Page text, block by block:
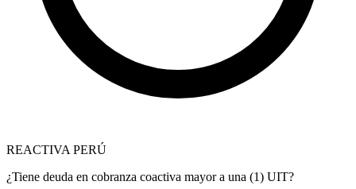
REACTIVA PERÚ
¿Tiene deuda en cobranza coactiva mayor a una (1) UIT?